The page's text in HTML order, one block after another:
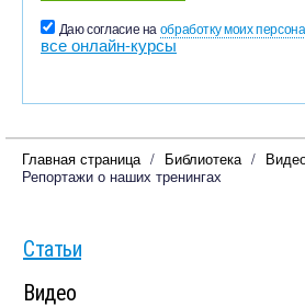
Даю согласие на обработку моих
все онлайн-курсы
Главная страница Библиотека
Репортажи о наших тренингах
Статьи
Видео